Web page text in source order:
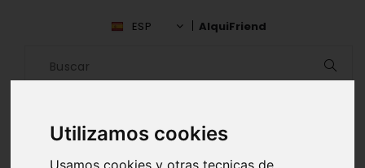
Utilizamos cookies
Usamos cookies y otras tecnicas de
ESP AlquiFriend